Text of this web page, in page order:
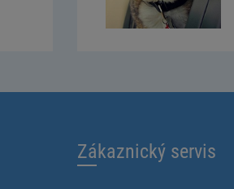
Zákaznický servis